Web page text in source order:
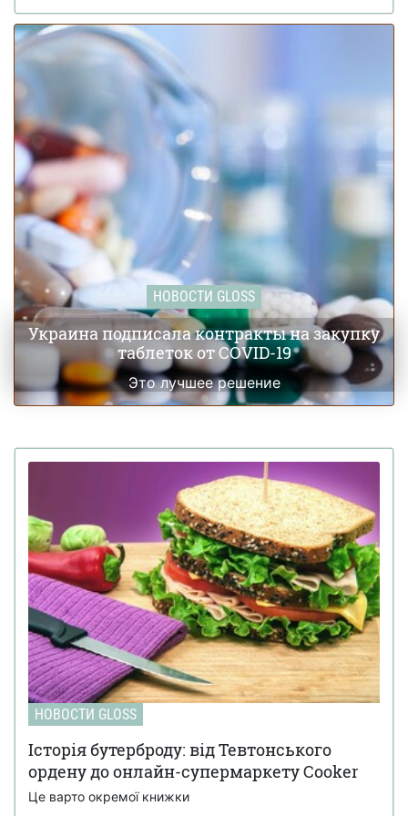
НОВОСТИ GLOSS
Украина подписала контракты на закупку
таблеток от COVID-19
Это лучшее решение
НОВОСТИ GLOSS
Історія бутерброду: від Тевтонського
ордену до онлайн-супермаркету Cooker
Це варто окремої книжки